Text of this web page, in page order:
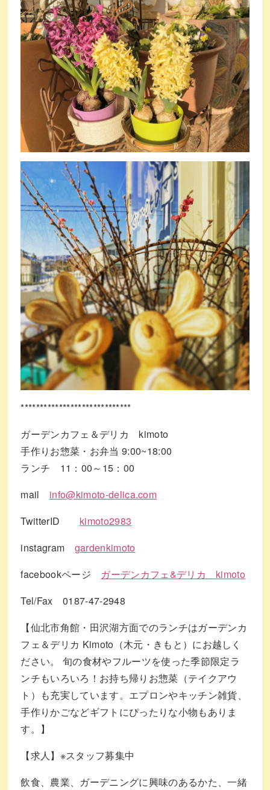
*****************************
ガーデンカフェ＆デリカ kimoto
手作りお惣菜・お弁当 9:00~18:00
ランチ 11：00～15：00
mail info@kimoto-delica.com
TwitterID kimoto2983
instagram gardenkimoto
facebookページ ガーデンカフェ&デリカ kimoto
Tel/Fax 0187-47-2948
【仙北市角館・田沢湖方面でのランチはガーデンカ
フェ＆デリカ Kimoto（木元・きもと）にお越しく
ださい。 旬の食材やフルーツを使った季節限定ラ
ンチもいろいろ！お持ち帰りお惣菜（テイクアウ
ト）も充実しています。エプロンやキッチン雑貨、
手作りかごなどギフトにぴったりな小物もありま
す。】
【求人】※スタッフ募集中
飲食、農業、ガーデニングに興味のあるかた、一緒